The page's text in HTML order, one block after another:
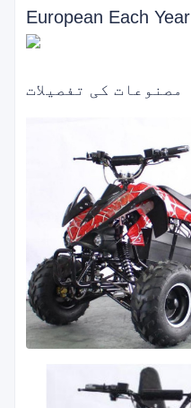
European Each Year
مصنوعات کی تفصیلات